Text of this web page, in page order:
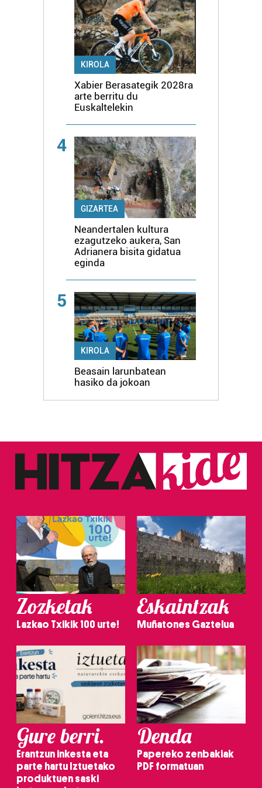
KIROLA
Xabier Berasategik 2028ra
arte berritu du
Euskaltelekin
4
GIZARTEA
Neandertalen kultura
ezagutzeko aukera, San
Adrianera bisita gidatua
eginda
5
KIROLA
Beasain larunbatean
hasiko da jokoan
Zozketak
Lazkao Txikik 100 urte!
Eskaintzak
Muñatones Gaztelua
Gure berri.
Erantzun inkesta eta
parte hartu Iztuetako
produktuen saski
Denda
Papereko zenbakiak
PDF formatuan